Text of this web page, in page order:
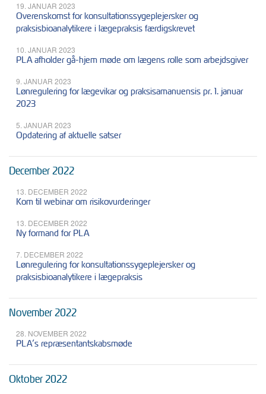
19. JANUAR 2023
Overenskomst for konsultationssygeplejersker og
praksisbioanalytikere i lægepraksis færdigskrevet
10. JANUAR 2023
PLA afholder gå-hjem møde om lægens rolle som arbejdsgiver
9. JANUAR 2023
Lønregulering for lægevikar og praksisamanuensis pr. 1. januar
2023
5. JANUAR 2023
Opdatering af aktuelle satser
December 2022
13. DECEMBER 2022
Kom til webinar om risikovurderinger
13. DECEMBER 2022
Ny formand for PLA
7. DECEMBER 2022
Lønregulering for konsultationssygeplejersker og
praksisbioanalytikere i lægepraksis
November 2022
28. NOVEMBER 2022
PLA’s repræsentantskabsmøde
Oktober 2022